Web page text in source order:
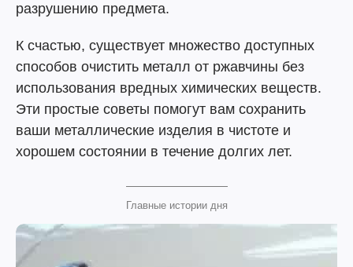
разрушению предмета.
К счастью, существует множество доступных
способов очистить металл от ржавчины без
использования вредных химических веществ.
Эти простые советы помогут вам сохранить
ваши металлические изделия в чистоте и
хорошем состоянии в течение долгих лет.
Главные истории дня